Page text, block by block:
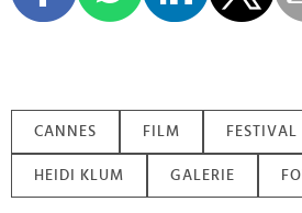
CANNES FILM FESTIVAL
HEIDI KLUM GALERIE